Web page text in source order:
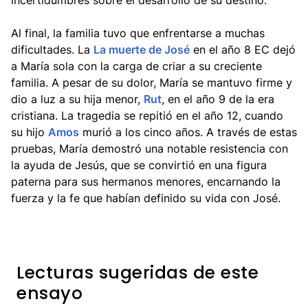
Al final, la familia tuvo que enfrentarse a muchas
dificultades. La La muerte de José en el año 8 EC dejó
a María sola con la carga de criar a su creciente
familia. A pesar de su dolor, María se mantuvo firme y
dio a luz a su hija menor, Rut, en el año 9 de la era
cristiana. La tragedia se repitió en el año 12, cuando
su hijo Amos murió a los cinco años. A través de estas
pruebas, María demostró una notable resistencia con
la ayuda de Jesús, que se convirtió en una figura
paterna para sus hermanos menores, encarnando la
fuerza y la fe que habían definido su vida con José.
Lecturas sugeridas de este
ensayo